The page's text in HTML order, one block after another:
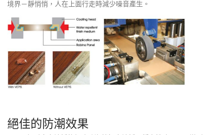
境界－靜悄悄，人在上面行走時減少噪音產生。
絕佳的防潮效果